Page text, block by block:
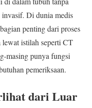
Di dunia medis
penting dari proses
istilah seperti CT
masing punya fungsi
pemeriksaan.
dari Luar